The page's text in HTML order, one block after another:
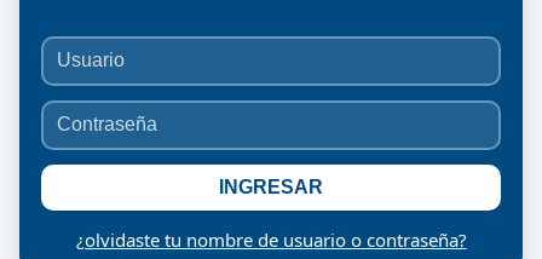
INGRESAR
¿olvidaste tu nombre de usuario o contraseña?